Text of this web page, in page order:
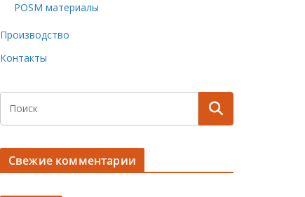
POSM материалы
Производство
Контакты
Свежие комментарии